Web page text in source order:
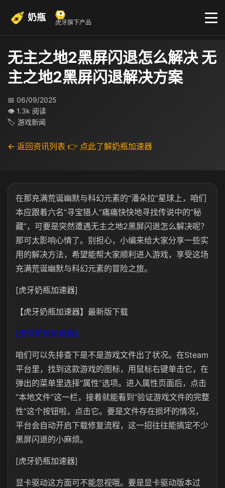
奶瓶 虎牙旗下产品
无主之地2黑屏闪退怎么解决 无
主之地2黑屏闪退解决方案
📅 06/09/2025
👁 1.3k 阅读
🏷 游戏新闻
← 返回资讯列表 👉 点此了解奶瓶加速器
在那充满荒诞幽默与科幻元素的“潘朵拉”星球上，咱们
本应跟着六名“寻宝猎人”痛痛快快地寻找传说中的“秘
藏”，可要是突然遭遇无主之地2黑屏闪退怎么解决呢？
那可太影响心情了。别担心，小编来给大家分享一些实
用的解决方法，希望能帮大家顺利进入游戏，享受这场
充满荒诞幽默与科幻元素的冒险之旅。
[虎牙奶瓶加速器]
【虎牙奶瓶加速器】最新版下载
[虎牙奶瓶加速器]
咱们可以先排查下是不是游戏文件出了状况。在Steam
平台里，找到这款游戏的图标，用鼠标右键单击它，在
弹出的菜单里选择“属性”选项。进入属性页面后，点击
“本地文件”这一栏，接着就能看到“验证游戏文件的完整
性”这个按钮啦，点击它。要是文件存在损坏的情况，
平台会自动开启下载修复流程，这一招往往能搞定不少
黑屏闪退的小麻烦。
[虎牙奶瓶加速器]
显卡驱动这方面可不能忽视哦。要是显卡驱动版本过